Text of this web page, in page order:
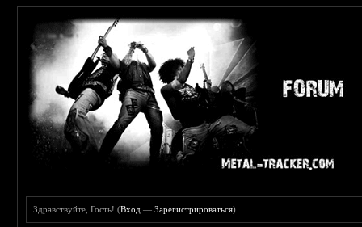
Здравствуйте, Гость! (Вход —Зарегистрироваться)